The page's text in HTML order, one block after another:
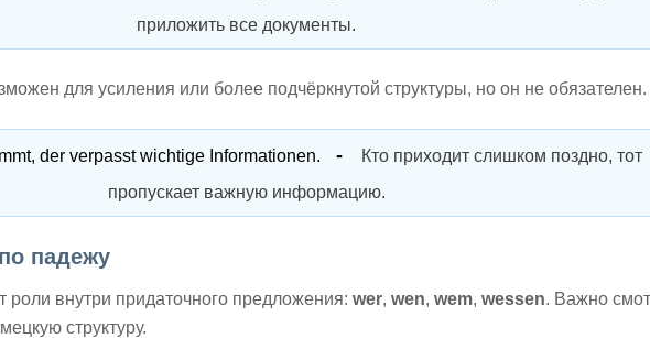
приложить все документы.
для усиления или более подчёркнутой структуры, но он не обязателен.
der verpasst wichtige Informationen.
Кто приходит слишком поздно, тот
пропускает важную информацию.
падежу
роли внутри придаточного предложения: wer, wen, wem, wessen. Важно
структуру.